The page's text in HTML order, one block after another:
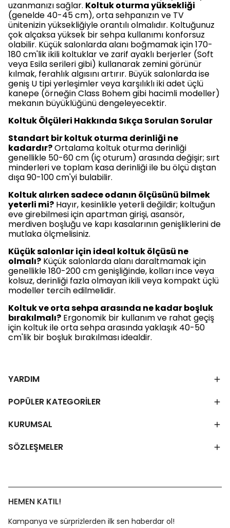
uzanmanızı sağlar. Koltuk oturma yüksekliği
(genelde 40-45 cm), orta sehpanızın ve TV
ünitenizin yüksekliğiyle orantılı olmalıdır. Koltuğunuz
çok alçaksa yüksek bir sehpa kullanımı konforsuz
olabilir. Küçük salonlarda alanı boğmamak için 170-
180 cm'lik ikili koltuklar ve zarif ayaklı berjerler (Soft
veya Esila serileri gibi) kullanarak zemini görünür
kılmak, ferahlık algısını artırır. Büyük salonlarda ise
geniş U tipi yerleşimler veya karşılıklı iki adet üçlü
kanepe (örneğin Class Bohem gibi hacimli modeller)
mekanın büyüklüğünü dengeleyecektir.
Koltuk Ölçüleri Hakkında Sıkça Sorulan Sorular
Standart bir koltuk oturma derinliği ne
kadardır?Ortalama koltuk oturma derinliği
genellikle 50-60 cm (iç oturum) arasında değişir; sırt
minderleri ve toplam kasa derinliği ile bu ölçü dıştan
dışa 90-100 cm'yi bulabilir.
Koltuk alırken sadece odanın ölçüsünü bilmek
yeterli mi? Hayır, kesinlikle yeterli değildir; koltuğun
eve girebilmesi için apartman girişi, asansör,
merdiven boşluğu ve kapı kasalarının genişliklerini de
mutlaka ölçmelisiniz.
Küçük salonlar için ideal koltuk ölçüsü ne
olmalı? Küçük salonlarda alanı daraltmamak için
genellikle 180-200 cm genişliğinde, kolları ince veya
kolsuz, derinliği fazla olmayan ikili veya kompakt üçlü
modeller tercih edilmelidir.
Koltuk ve orta sehpa arasında ne kadar boşluk
bırakılmalı? Ergonomik bir kullanım ve rahat geçiş
için koltuk ile orta sehpa arasında yaklaşık 40-50
cm'lik bir boşluk bırakılması idealdir.
YARDIM
POPÜLER KATEGORİLER
KURUMSAL
SÖZLEŞMELER
HEMEN KATIL!
Kampanya ve sürprizlerden ilk sen haberdar ol!